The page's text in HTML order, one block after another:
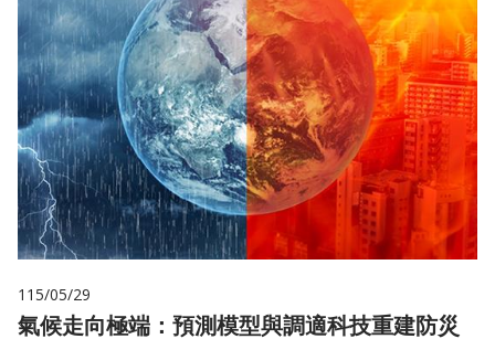
115/05/29
氣候走向極端：預測模型與調適科技重建防災